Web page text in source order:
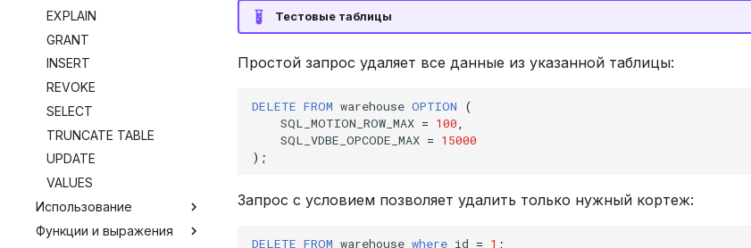
EXPLAIN
GRANT
INSERT
REVOKE
SELECT
TRUNCATE TABLE
UPDATE
VALUES
Использование
Общие табличные
Функции и выражения
Тестовые таблицы
Простой запрос удаляет все данные из указанной таблицы:
DELETE FROM warehouse OPTION
(
SQL_MOTION_ROW_MAX = 100
SQL_VDBE_OPCODE_MAX = 15000
);
Запрос с условием позволяет удалить только нужный кортеж:
DELETE FROM warehouse where id = 1 ;